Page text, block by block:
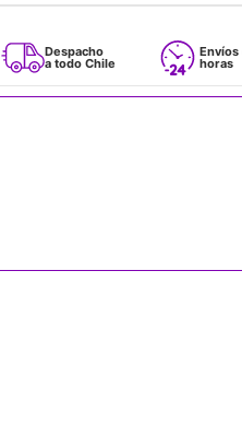
Despacho
a todo Chile
Envíos en
horas